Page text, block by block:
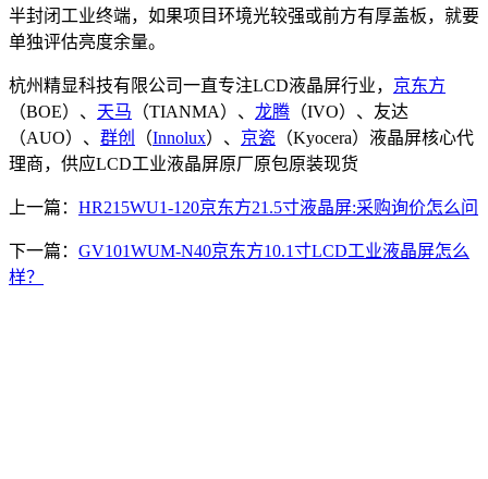
半封闭工业终端，如果项目环境光较强或前方有厚盖板，就要
单独评估亮度余量。
杭州精显科技有限公司一直专注LCD液晶屏行业， 京东方
（BOE）、 天马 （TIANMA）、 龙腾 （IVO）、友达
（AUO）、 群创 （Innolux）、 京瓷 （Kyocera）液晶屏核心代
理商，供应LCD工业液晶屏原厂原包原装现货
上一篇： HR215WU1-120京东方21.5寸液晶屏:采购询价怎么问
下一篇： GV101WUM-N40京东方10.1寸LCD工业液晶屏怎么
样？